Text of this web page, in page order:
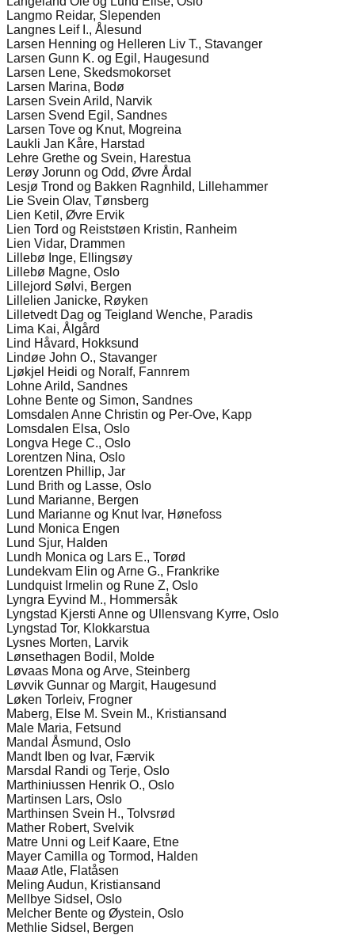
Langmo Reidar, Slependen
Langnes Leif I., Ålesund
Larsen Henning og Helleren Liv T., Stavanger
Larsen Gunn K. og Egil, Haugesund
Larsen Lene, Skedsmokorset
Larsen Marina, Bodø
Larsen Svein Arild, Narvik
Larsen Svend Egil, Sandnes
Larsen Tove og Knut, Mogreina
Laukli Jan Kåre, Harstad
Lehre Grethe og Svein, Harestua
Lerøy Jorunn og Odd, Øvre Årdal
Lesjø Trond og Bakken Ragnhild, Lillehammer
Lie Svein Olav, Tønsberg
Lien Ketil, Øvre Ervik
Lien Tord og Reiststøen Kristin, Ranheim
Lien Vidar, Drammen
Lillebø Inge, Ellingsøy
Lillebø Magne, Oslo
Lillejord Sølvi, Bergen
Lillelien Janicke, Røyken
Lilletvedt Dag og Teigland Wenche, Paradis
Lima Kai, Ålgård
Lind Håvard, Hokksund
Lindøe John O., Stavanger
Ljøkjel Heidi og Noralf, Fannrem
Lohne Arild, Sandnes
Lohne Bente og Simon, Sandnes
Lomsdalen Anne Christin og Per-Ove, Kapp
Lomsdalen Elsa, Oslo
Longva Hege C., Oslo
Lorentzen Nina, Oslo
Lorentzen Phillip, Jar
Lund Brith og Lasse, Oslo
Lund Marianne, Bergen
Lund Marianne og Knut Ivar, Hønefoss
Lund Monica Engen
Lund Sjur, Halden
Lundh Monica og Lars E., Torød
Lundekvam Elin og Arne G., Frankrike
Lundquist Irmelin og Rune Z, Oslo
Lyngra Eyvind M., Hommersåk
Lyngstad Kjersti Anne og Ullensvang Kyrre, Oslo
Lyngstad Tor, Klokkarstua
Lysnes Morten, Larvik
Lønsethagen Bodil, Molde
Løvaas Mona og Arve, Steinberg
Løvvik Gunnar og Margit, Haugesund
Løken Torleiv, Frogner
Maberg, Else M. Svein M., Kristiansand
Male Maria, Fetsund
Mandal Åsmund, Oslo
Mandt Iben og Ivar, Færvik
Marsdal Randi og Terje, Oslo
Marthiniussen Henrik O., Oslo
Martinsen Lars, Oslo
Marthinsen Svein H., Tolvsrød
Mather Robert, Svelvik
Matre Unni og Leif Kaare, Etne
Mayer Camilla og Tormod, Halden
Maaø Atle, Flatåsen
Meling Audun, Kristiansand
Mellbye Sidsel, Oslo
Melcher Bente og Øystein, Oslo
Methlie Sidsel, Bergen